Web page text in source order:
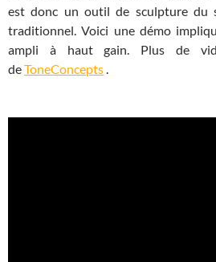
est donc un outil de sculpture du
traditionnel. Voici une démo
ampli à haut gain. Plus de
deToneConcepts.